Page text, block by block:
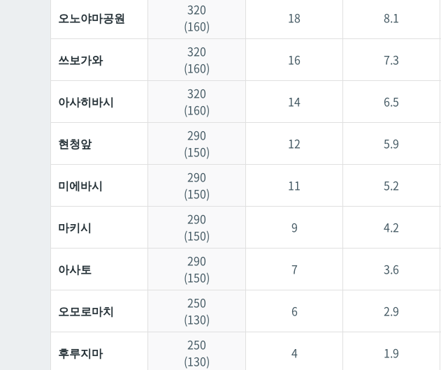
오노야마공원
320
(160)
18 8.1
쓰보가와
320
(160)
16 7.3
아사히바시
320
(160)
14 6.5
현청앞
290
(150)
12 5.9
미에바시
290
(150)
11 5.2
마키시
290
(150)
9 4.2
아사토
290
(150)
7 3.6
오모로마치
250
(130)
6 2.9
후루지마
250
(130)
4 1.9